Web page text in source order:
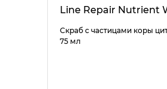
Скраб с частицами коры
75 мл